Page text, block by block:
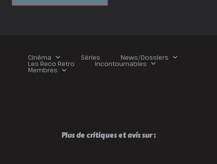
Cinéma Séries News/Dossiers
Les Reco Retro Incontournables
Membres
Plus de critiques et avis sur :